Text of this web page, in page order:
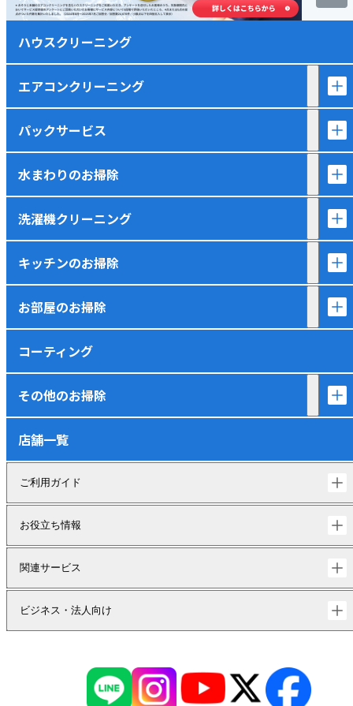
ハウスクリーニング
エアコンクリーニング
パックサービス
水まわりのお掃除
洗濯機クリーニング
キッチンのお掃除
お部屋のお掃除
コーティング
その他のお掃除
店舗一覧
ご利用ガイド
お役立ち情報
関連サービス
ビジネス・法人向け